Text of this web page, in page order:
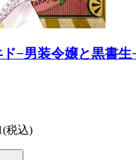
−男装令嬢と黒書生
(税込)